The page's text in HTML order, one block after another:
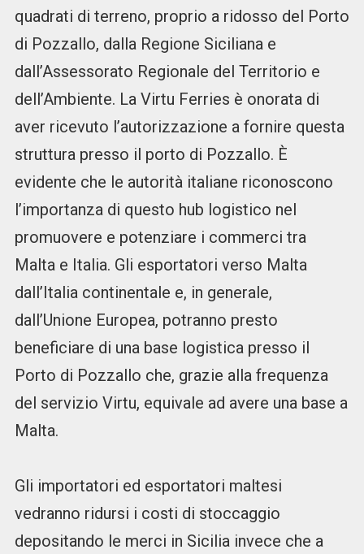
quadrati di terreno, proprio a ridosso del Porto
di Pozzallo, dalla Regione Siciliana e
dall’Assessorato Regionale del Territorio e
dell’Ambiente. La Virtu Ferries è onorata di
aver ricevuto l’autorizzazione a fornire questa
struttura presso il porto di Pozzallo. È
evidente che le autorità italiane riconoscono
l’importanza di questo hub logistico nel
promuovere e potenziare i commerci tra
Malta e Italia. Gli esportatori verso Malta
dall’Italia continentale e, in generale,
dall’Unione Europea, potranno presto
beneficiare di una base logistica presso il
Porto di Pozzallo che, grazie alla frequenza
del servizio Virtu, equivale ad avere una base a
Malta.
Gli importatori ed esportatori maltesi
vedranno ridursi i costi di stoccaggio
depositando le merci in Sicilia invece che a